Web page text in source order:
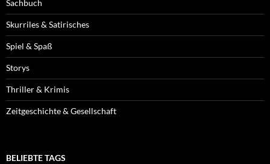
Sachbuch
Skurriles & Satirisches
Spiel & Spaß
Storys
Thriller & Krimis
Zeitgeschichte & Gesellschaft
BELIEBTE TAGS